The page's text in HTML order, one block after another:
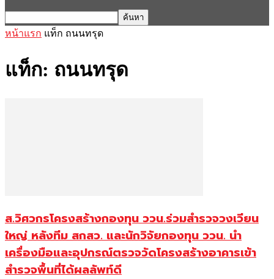
หน้าแรก แท็ก ถนนทรุด
แท็ก: ถนนทรุด
ส.วิศวกรโครงสร้างกองทุน ววน.ร่วมสำรวจวงเวียน
ใหญ่ หลังทีม สกสว. และนักวิจัยกองทุน ววน. นำ
เครื่องมือและอุปกรณ์ตรวจวัดโครงสร้างอาคารเข้า
สำรวจพื้นที่ได้ผลลัพท์ดี